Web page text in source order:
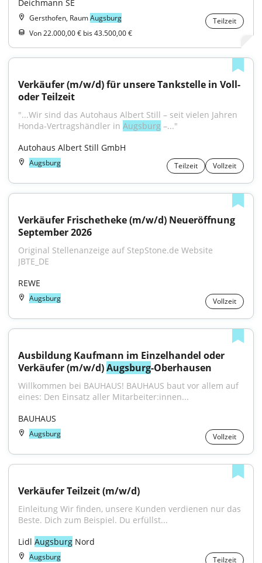
Deichmann SE
Gersthofen, RaumAugsburg
Teilzeit
Von 22.000,00 € bis 43.500,00 €
Verkäufer (m/w/d) für unsere Tankstelle in Voll-
oder Teilzeit
"...Wir sind das Autohaus Albert Still – seit vielen Jahren
Honda-Vertragshändler in Augsburg –..."
Autohaus Albert Still GmbH
Augsburg Teilzeit Vollzeit
Verkäufer Frischetheke (m/w/d) Neueröffnung
September 2026
Original Stellenanzeige auf StepStone.de Website
JBTE_DE
REWE
Augsburg Vollzeit
Ausbildung Kaufmann im Einzelhandel oder
Verkäufer (m/w/d) Augsburg-Oberhausen
Willkommen bei BAUHAUS! BAUHAUS baut vor allem auf
eines: Den Einsatz aller Mitarbeiter:innen...
BAUHAUS
Augsburg Vollzeit
Verkäufer Teilzeit (m/w/d)
Einleitung Wir finden, unsere Kunden verdienen nur das
Beste. Dich zum Beispiel. Du erfüllst...
Lidl Augsburg Nord
Augsburg Teilzeit